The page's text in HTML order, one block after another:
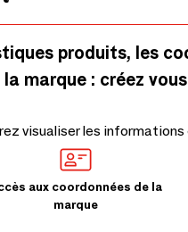
produits, les
marque : créez
visualiser les
aux coordonnées de la
marque